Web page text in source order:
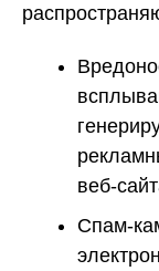
веб-
Спам-